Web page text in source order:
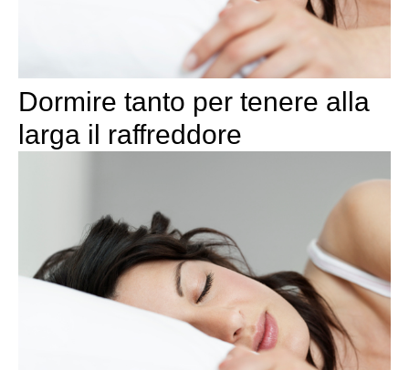
Dormire tanto per tenere alla
larga il raffreddore